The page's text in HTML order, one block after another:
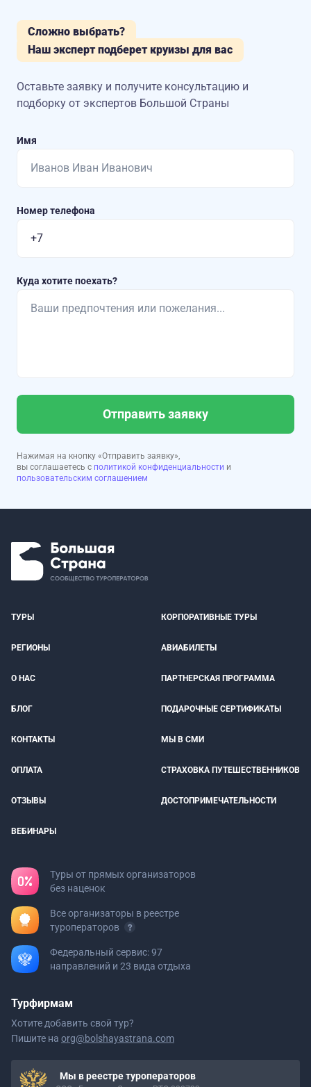
Сложно выбрать?
Наш эксперт подберет круизы для вас
Оставьте заявку и получите консультацию и
подборку от экспертов Большой Страны
Имя
Номер телефона
Куда хотите поехать?
Отправить заявку
Нажимая на кнопку «Отправить заявку»,
вы соглашаетесь с политикой конфиденциальности и
пользовательским соглашением
ТУРЫ КОРПОРАТИВНЫЕ ТУРЫ
РЕГИОНЫ АВИАБИЛЕТЫ
О НАС ПАРТНЕРСКАЯ ПРОГРАММА
БЛОГ ПОДАРОЧНЫЕ СЕРТИФИКАТЫ
КОНТАКТЫ МЫ В СМИ
ОПЛАТА СТРАХОВКА ПУТЕШЕСТВЕННИКОВ
ОТЗЫВЫ ДОСТОПРИМЕЧАТЕЛЬНОСТИ
ВЕБИНАРЫ
Туры от прямых организаторов
без наценок
Все организаторы в реестре
туроператоров
Федеральный сервис: 97
направлений и 23 вида отдыха
Турфирмам
Хотите добавить свой тур?
Пишите на org@bolshayastrana.com
Мы в реестре туроператоров